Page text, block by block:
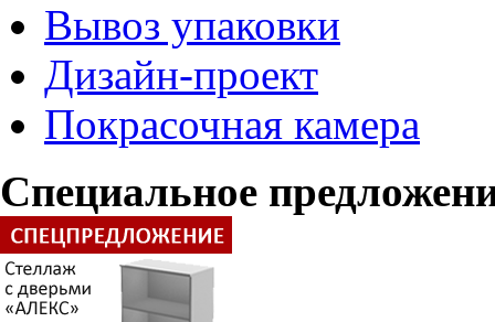
Вывоз упаковки
Дизайн-проект
Покрасочная камера
Специальное